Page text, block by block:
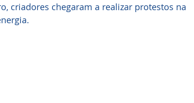
criadores chegaram a realizar protestos na